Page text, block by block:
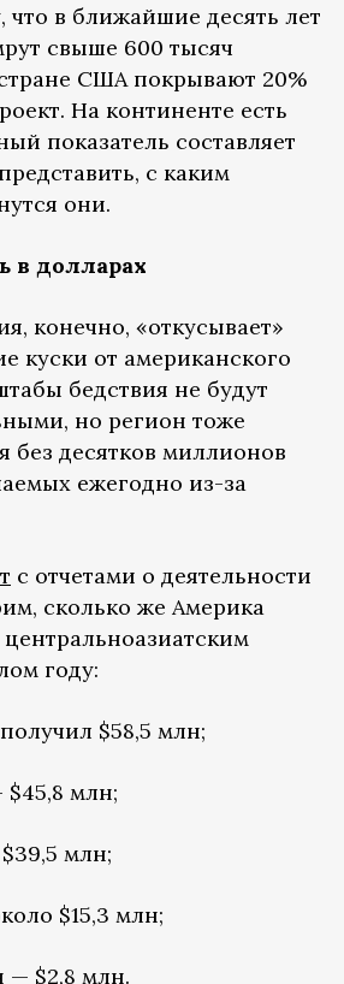
что в ближайшие десять лет
свыше 600 тысяч
США покрывают 20%
На континенте есть
показатель составляет
с каким
они.
в долларах
конечно, «откусывает»
куски от американского
бедствия не будут
но регион тоже
без десятков миллионов
ежегодно из-за
с отчетами о деятельности
сколько же Америка
году:
$58,5 млн;
$45,8 млн;
млн;
$15,3 млн;
— $2,8 млн.